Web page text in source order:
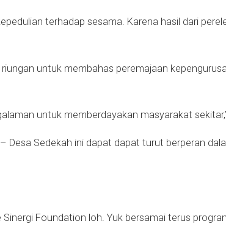
terhadap sesama. Karena hasil dari
untuk membahas peremajaan
untuk memberdayakan masyarakat
Desa Sedekah ini dapat dapat turut berperan
Foundation loh. Yuk bersamai terus